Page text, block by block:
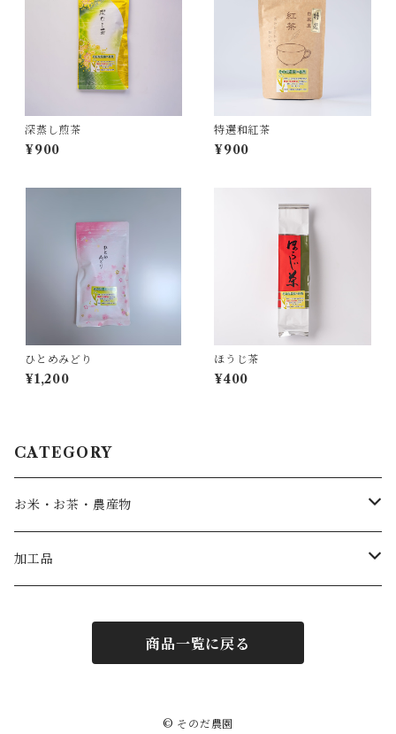
深蒸し煎茶
¥900
特選和紅茶
¥900
ひとめみどり
¥1,200
ほうじ茶
¥400
CATEGORY
お米・お茶・農産物
無農薬米
加工品
商品一覧に戻る
© そのだ農園